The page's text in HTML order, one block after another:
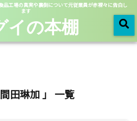
品工場の真実や裏側について元従業員が赤裸々に告白し
ます
イの本棚
間田琳加 」 一覧